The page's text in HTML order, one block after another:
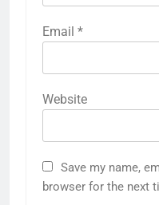
Email *
Website
Save my name,
browser for the next